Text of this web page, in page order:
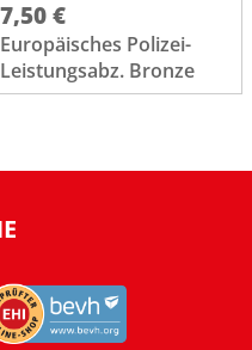
7,50 €
Europäisches Polizei-
Leistungsabz. Bronze